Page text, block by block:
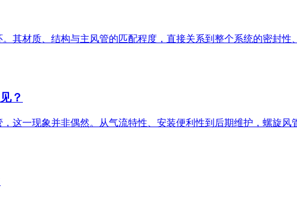
其材质、结构与主风管的匹配程度，直接关系到整个系统的密封
？
这一现象并非偶然。从气流特性、安装便利性到后期维护，螺旋